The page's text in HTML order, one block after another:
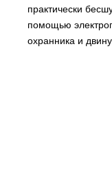
практически
помощью
охранника и